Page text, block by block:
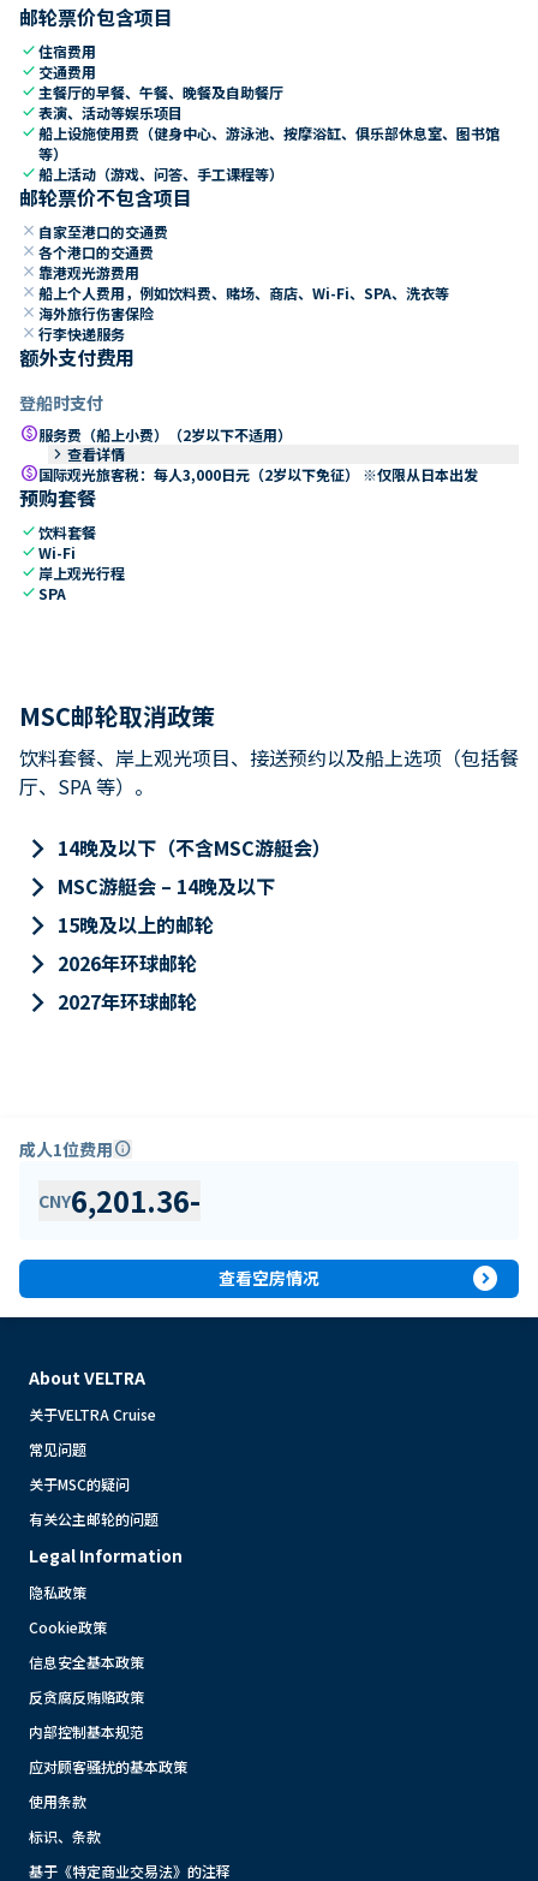
邮轮票价包含项目
check住宿费用
check 交通费用
check 主餐厅的早餐、午餐、晚餐及自助餐厅
check表演、活动等娱乐项目
check船上设施使用费（健身中心、游泳池、按摩浴缸、俱乐部休息室、图书馆
等）
check船上活动（游戏、问答、手工课程等）
邮轮票价不包含项目
close 自家至港口的交通费
close 各个港口的交通费
close 靠港观光游费用
close 船上个人费用，例如饮料费、赌场、商店、Wi-Fi、SPA、洗衣等
close 海外旅行伤害保险
close 行李快递服务
额外支付费用
登船时支付
paid服务费（船上小费）（2岁以下不适用）
keyboard_arrow_right 查看详情
paid国际观光旅客税：每人3,000日元（2岁以下免征） ※仅限从日本出发
预购套餐
check饮料套餐
checkWi-Fi
check 岸上观光行程
checkSPA
MSC邮轮取消政策
饮料套餐、岸上观光项目、接送预约以及船上选项（包括餐
厅、SPA 等）。
keyboard_arrow_right 14晚及以下（不含MSC游艇会）
keyboard_arrow_right MSC游艇会 – 14晚及以下
keyboard_arrow_right 15晚及以上的邮轮
keyboard_arrow_right 2026年环球邮轮
keyboard_arrow_right 2027年环球邮轮
成人1位费用info
CNY6,201.36-
查看空房情况 expand_circle_right
About VELTRA
关于VELTRA Cruise
常见问题
关于MSC的疑问
有关公主邮轮的问题
Legal Information
隐私政策
Cookie政策
信息安全基本政策
反贪腐反贿赂政策
内部控制基本规范
应对顾客骚扰的基本政策
使用条款
标识、条款
基于《特定商业交易法》的注释